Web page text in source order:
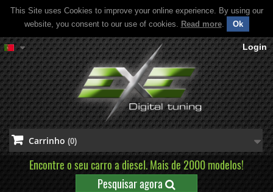
This Site uses Cookies to improve your online experience. By using our
website, you consent to our use of cookies. Read more. Ok
Login
Carrinho (0)
Encontre o seu carro a diesel. Mais de 2000 modelos!
Pesquisar agora